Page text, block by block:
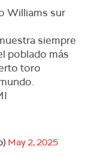
Williams sur
siempre
poblado más
toro
May 2, 2025